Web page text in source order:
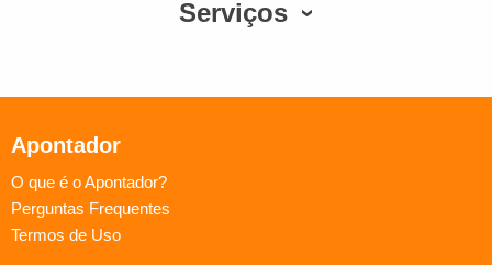
Serviços
Apontador
O que é o Apontador?
Perguntas Frequentes
Termos de Uso